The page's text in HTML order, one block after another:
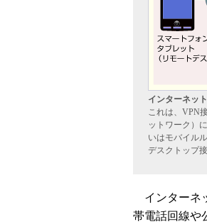
インターネッ
これは、VPN
ットワーク）
いはモバイル
デスクトップ
インターネ
帯電話回線や